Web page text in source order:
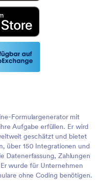
Formulargenerator mit
Aufgabe erfüllen. Er wird
geschätzt und bietet
über 150 Integrationen und
Datenerfassung, Zahlungen
wurde für Unternehmen
ohne Coding benötigen.